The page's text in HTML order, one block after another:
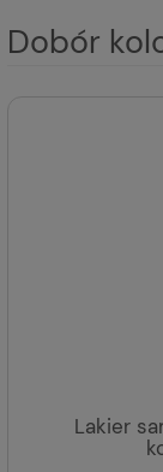
Dobór
Lakier